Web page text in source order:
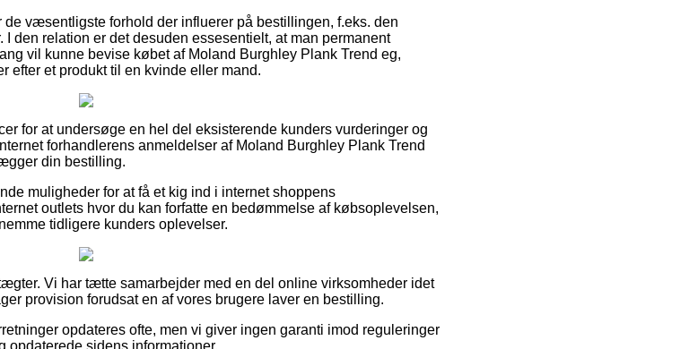
de væsentligste forhold der influerer på bestillingen, f.eks. den
den relation er det desuden essesentielt, at man permanent
vil kunne bevise købet af Moland Burghley Plank Trend eg,
efter et produkt til en kvinde eller mand.
for at undersøge en hel del eksisterende kunders vurderinger og
forhandlerens anmeldelser af Moland Burghley Plank Trend
din bestilling.
muligheder for at få et kig ind i internet shoppens
outlets hvor du kan forfatte en bedømmelse af købsoplevelsen,
tidligere kunders oplevelser.
Vi har tætte samarbejder med en del online virksomheder idet
provision forudsat en af vores brugere laver en bestilling.
opdateres ofte, men vi giver ingen garanti imod reguleringer
sidens informationer.